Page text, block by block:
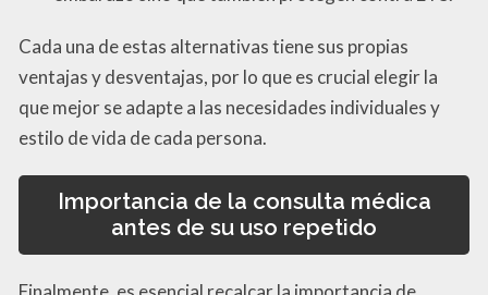
Cada una de estas alternativas tiene sus propias
ventajas y desventajas, por lo que es crucial elegir la
que mejor se adapte a las necesidades individuales y
estilo de vida de cada persona.
Importancia de la consulta médica
antes de su uso repetido